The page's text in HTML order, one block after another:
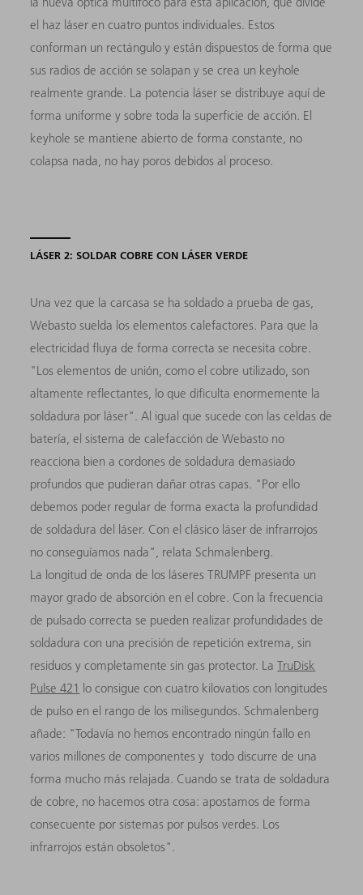
el haz láser en cuatro puntos individuales. Estos
conforman un rectángulo y están dispuestos de forma que
sus radios de acción se solapan y se crea un keyhole
realmente grande. La potencia láser se distribuye aquí de
forma uniforme y sobre toda la superficie de acción. El
keyhole se mantiene abierto de forma constante, no
colapsa nada, no hay poros debidos al proceso.
LÁSER 2: SOLDAR COBRE CON LÁSER VERDE
Una vez que la carcasa se ha soldado a prueba de gas,
Webasto suelda los elementos calefactores. Para que la
electricidad fluya de forma correcta se necesita cobre.
"Los elementos de unión, como el cobre utilizado, son
altamente reflectantes, lo que dificulta enormemente la
soldadura por láser". Al igual que sucede con las celdas de
batería, el sistema de calefacción de Webasto no
reacciona bien a cordones de soldadura demasiado
profundos que pudieran dañar otras capas. "Por ello
debemos poder regular de forma exacta la profundidad
de soldadura del láser. Con el clásico láser de infrarrojos
no conseguíamos nada", relata Schmalenberg.
La longitud de onda de los láseres TRUMPF presenta un
mayor grado de absorción en el cobre. Con la frecuencia
de pulsado correcta se pueden realizar profundidades de
soldadura con una precisión de repetición extrema, sin
residuos y completamente sin gas protector. LaTruDisk
Pulse 421 lo consigue con cuatro kilovatios con longitudes
de pulso en el rango de los milisegundos. Schmalenberg
añade: "Todavía no hemos encontrado ningún fallo en
varios millones de componentes y todo discurre de una
forma mucho más relajada. Cuando se trata de soldadura
de cobre, no hacemos otra cosa: apostamos de forma
consecuente por sistemas por pulsos verdes. Los
infrarrojos están obsoletos".